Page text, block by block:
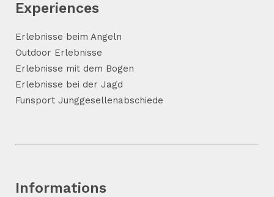
Experiences
Erlebnisse beim Angeln
Outdoor Erlebnisse
Erlebnisse mit dem Bogen
Erlebnisse bei der Jagd
Funsport Junggesellenabschiede
Informations